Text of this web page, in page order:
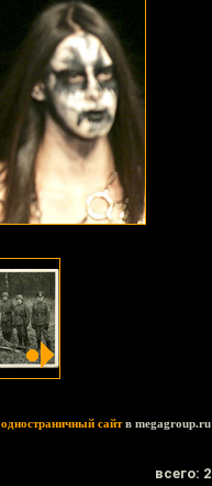
одностраничный сайтв megagroup.ru
всего: 2